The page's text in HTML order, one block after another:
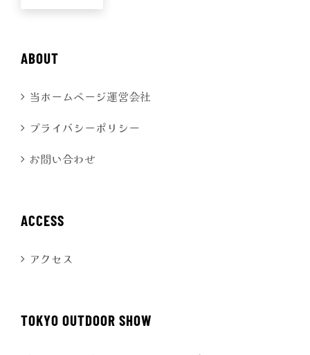
ABOUT
当ホームページ運営会社
プライバシーポリシー
お問い合わせ
ACCESS
アクセス
TOKYO OUTDOOR SHOW